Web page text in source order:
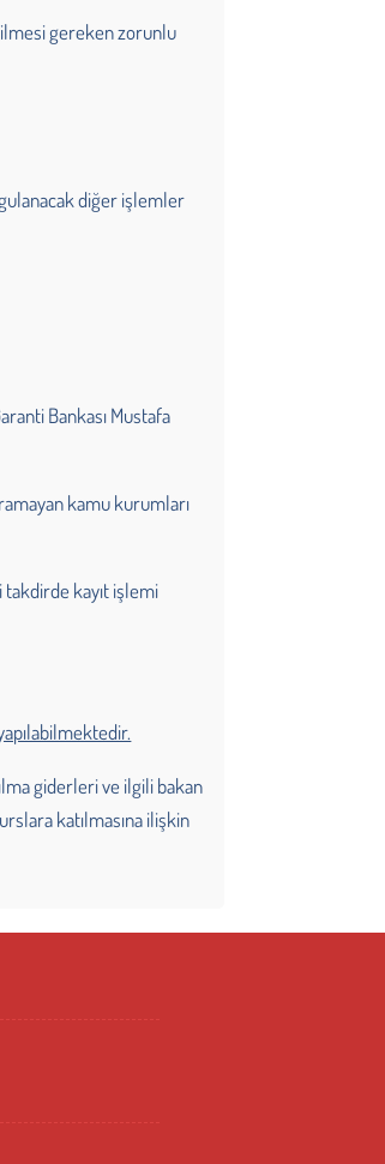
gereken zorunlu
diğer işlemler
Bankası Mustafa
kamu kurumları
takdirde kayıt işlemi
giderleri ve ilgili bakan
katılmasına ilişkin